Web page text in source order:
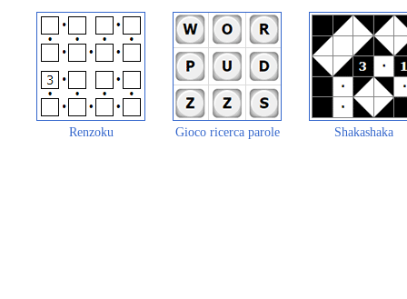
Renzoku Gioco ricerca parole Shakashaka